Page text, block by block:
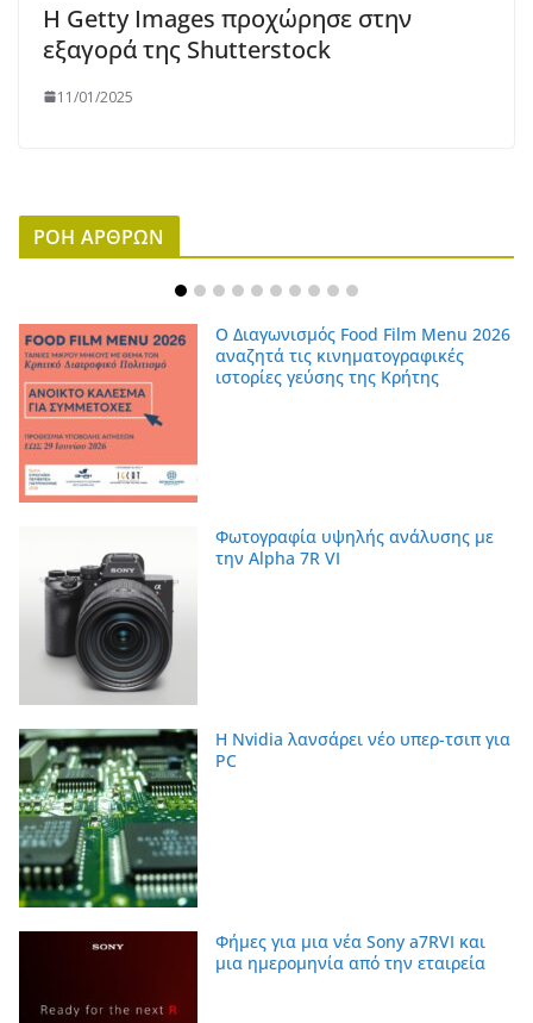
Η Getty Images προχώρησε στην
εξαγορά της Shutterstock
11/01/2025
ΡΟΗ ΑΡΘΡΩΝ
Ο Διαγωνισμός Food Film Menu 2026
αναζητά τις κινηματογραφικές
ιστορίες γεύσης της Κρήτης
Φωτογραφία υψηλής ανάλυσης με
την Alpha 7R VI
Η Nvidia λανσάρει νέο υπερ-τσιπ για
PC
Φήμες για μια νέα Sony a7RVI και
μια ημερομηνία από την εταιρεία